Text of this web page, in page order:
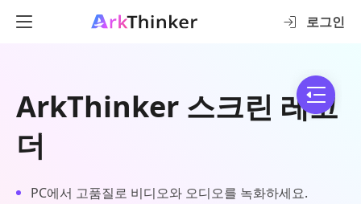
로그인
ArkThinker 스크린 레코
더
PC에서 고품질로 비디오와 오디오를 녹화하세요.